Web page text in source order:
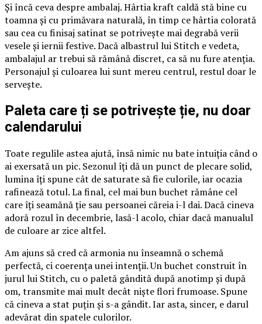
Și încă ceva despre ambalaj. Hârtia kraft caldă stă bine cu
toamna și cu primăvara naturală, în timp ce hârtia colorată
sau cea cu finisaj satinat se potrivește mai degrabă verii
vesele și iernii festive. Dacă albastrul lui Stitch e vedeta,
ambalajul ar trebui să rămână discret, ca să nu fure atenția.
Personajul și culoarea lui sunt mereu centrul, restul doar le
servește.
Paleta care ți se potrivește ție, nu doar
calendarului
Toate regulile astea ajută, însă nimic nu bate intuiția când o
ai exersată un pic. Sezonul îți dă un punct de plecare solid,
lumina îți spune cât de saturate să fie culorile, iar ocazia
rafinează totul. La final, cel mai bun buchet rămâne cel
care îți seamănă ție sau persoanei căreia i-l dai. Dacă cineva
adoră rozul în decembrie, lasă-l acolo, chiar dacă manualul
de culoare ar zice altfel.
Am ajuns să cred că armonia nu înseamnă o schemă
perfectă, ci coerența unei intenții. Un buchet construit în
jurul lui Stitch, cu o paletă gândită după anotimp și după
om, transmite mai mult decât niște flori frumoase. Spune
că cineva a stat puțin și s-a gândit. Iar asta, sincer, e darul
adevărat din spatele culorilor.